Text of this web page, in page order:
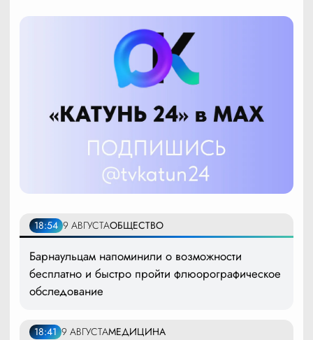
18:54 9 АВГУСТАОБЩЕСТВО
Барнаульцам напоминили о возможности
бесплатно и быстро пройти флюорографическое
обследование
18:41 9 АВГУСТАМЕДИЦИНА